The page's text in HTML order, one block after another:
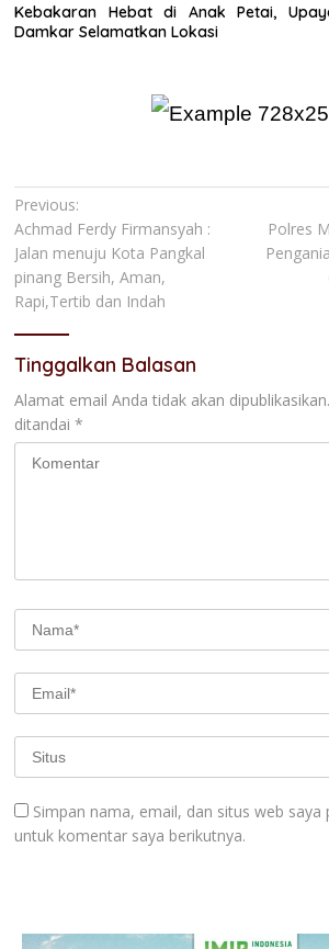
Kebakaran Hebat di Anak Petai,
Damkar Selamatkan Lokasi
Navigasi
pos
Previous:
Achmad Ferdy Firmansyah :
Jalan menuju Kota Pangkal
pinang Bersih, Aman,
Rapi,Tertib dan Indah
Polres
Tinggalkan Balasan
Alamat email Anda tidak akan dipublikasikan.
ditandai *
Simpan nama, email, dan situs web saya
untuk komentar saya berikutnya.